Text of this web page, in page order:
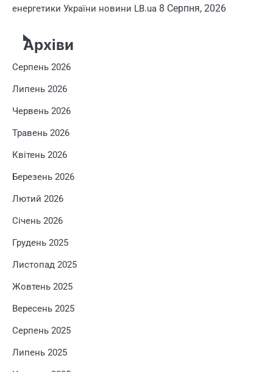
енергетики України новини LB.ua 8 Серпня, 2026
Архіви
Серпень 2026
Липень 2026
Червень 2026
Травень 2026
Квітень 2026
Березень 2026
Лютий 2026
Січень 2026
Грудень 2025
Листопад 2025
Жовтень 2025
Вересень 2025
Серпень 2025
Липень 2025